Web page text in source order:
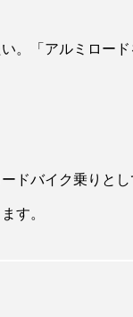
。「アルミロー
ドバイク乗りと
す。